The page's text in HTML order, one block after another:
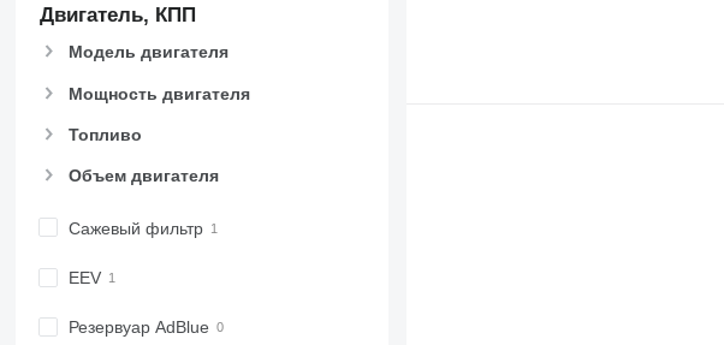
Двигатель, КПП
Модель двигателя
Мощность двигателя
Топливо
Объем двигателя
Сажевый фильтр
EEV
Резервуар AdBlue